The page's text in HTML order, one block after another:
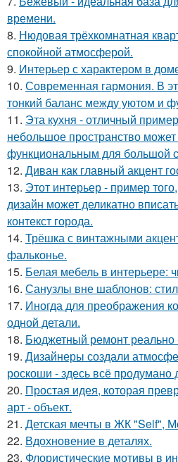
времени.
8. Нюдовая трёхкомнатная
спокойной атмосферой.
9. Интерьер с характером в
10. Современная гармония. В
тонкий баланс между уютом и
11. Эта кухня - отличный
небольшое пространство
функциональным для большой
12. Диван как главный акцент
13. Этот интерьер - пример
дизайн может деликатно
контекст города.
14. Трёшка с винтажными
фальконье.
15. Белая мебель в интерьере:
16. Санузлы вне шаблонов:
17. Иногда для преображения
одной детали.
18. Бюджетный ремонт реально
19. Дизайнеры создали
роскоши - здесь всё продумано
20. Простая идея, которая
арт - объект.
21. Детская мечты в ЖК "Self",
22. Вдохновение в деталях.
23. Флористические мотивы в